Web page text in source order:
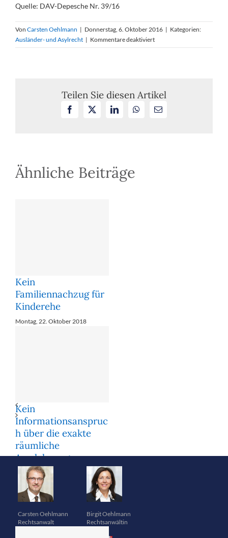
Quelle: DAV-Depesche Nr. 39/16
Von Carsten Oehlmann | Donnerstag, 6. Oktober 2016 | Kategorien:
Ausländer- und Asylrecht | Kommentare deaktiviertfür
Anwälte
Teilen Sie diesen Artikel
Facebook LinkedInWhatsApp
E-
Ähnliche Beiträge
Kein
Familiennachzug für
Kinderehe
Montag, 22. Oktober 2018
Kein
Informationsanspruc
h über die exakte
räumliche
Ausdehnung
polizeilich
überwachter
kriminalitätsbelastet
Freitag, 19. Januar 2018
Carsten Oehlmann
Rechtsanwalt
Birgit Oehlmann
Rechtsanwältin